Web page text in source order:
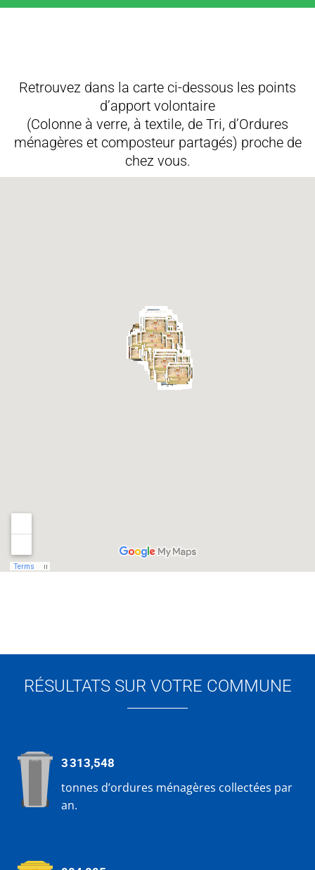
Retrouvez dans la carte ci-dessous les points
d’apport volontaire
(Colonne à verre, à textile, de Tri, d’Ordures
ménagères et composteur partagés) proche de
chez vous.
RÉSULTATS SUR VOTRE COMMUNE
3 313,548
tonnes d’ordures ménagères collectées par
an.